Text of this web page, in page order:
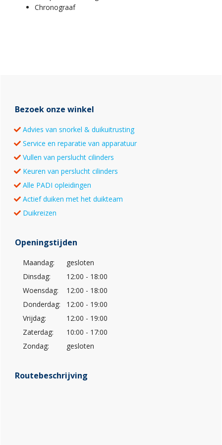
Chronograaf
Sidebar
Bezoek onze winkel
Advies van snorkel & duikuitrusting
Service en reparatie van apparatuur
Vullen van perslucht cilinders
Keuren van perslucht cilinders
Alle PADI opleidingen
Actief duiken met het duikteam
Duikreizen
Openingstijden
Maandag:
gesloten
Dinsdag:
12:00 - 18:00
Woensdag:
12:00 - 18:00
Donderdag:
12:00 - 19:00
Vrijdag:
12:00 - 19:00
Zaterdag:
10:00 - 17:00
Zondag:
gesloten
Routebeschrijving